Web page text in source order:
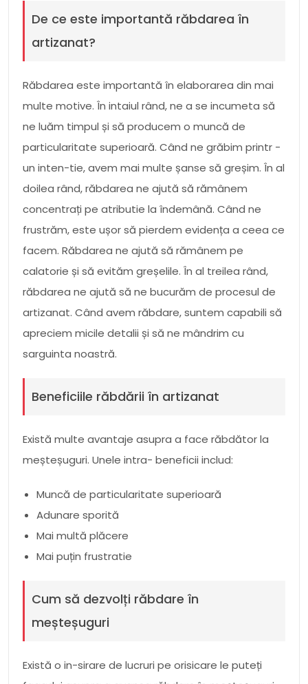
De ce este importantă răbdarea în
artizanat?
Răbdarea este importantă în elaborarea din mai
multe motive. În intaiul rând, ne a se incumeta să
ne luăm timpul și să producem o muncă de
particularitate superioară. Când ne grăbim printr -
un inten-tie, avem mai multe șanse să greșim. În al
doilea rând, răbdarea ne ajută să rămânem
concentrați pe atributie la îndemână. Când ne
frustrăm, este ușor să pierdem evidența a ceea ce
facem. Răbdarea ne ajută să rămânem pe
calatorie și să evităm greșelile. În al treilea rând,
răbdarea ne ajută să ne bucurăm de procesul de
artizanat. Când avem răbdare, suntem capabili să
apreciem micile detalii și să ne mândrim cu
sarguinta noastră.
Beneficiile răbdării în artizanat
Există multe avantaje asupra a face răbdător la
meșteșuguri. Unele intra- beneficii includ:
Muncă de particularitate superioară
Adunare sporită
Mai multă plăcere
Mai puțin frustratie
Cum să dezvolți răbdare în
meșteșuguri
Există o in-sirare de lucruri pe orisicare le puteți